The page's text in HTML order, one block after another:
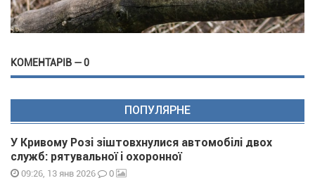
КОМЕНТАРІВ — 0
ПОПУЛЯРНЕ
У Кривому Розі зіштовхнулися автомобілі двох
служб: рятувальної і охоронної
09:26, 13 янв 2026 0